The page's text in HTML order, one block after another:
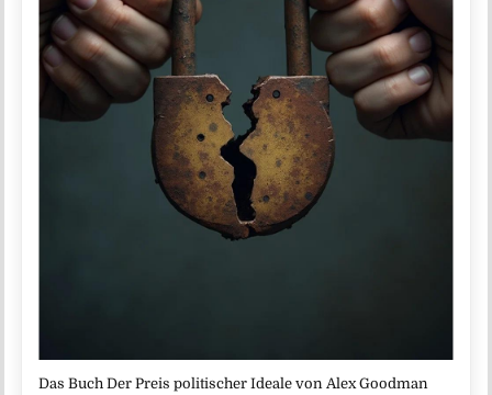
Das Buch Der Preis politischer Ideale von Alex Goodman